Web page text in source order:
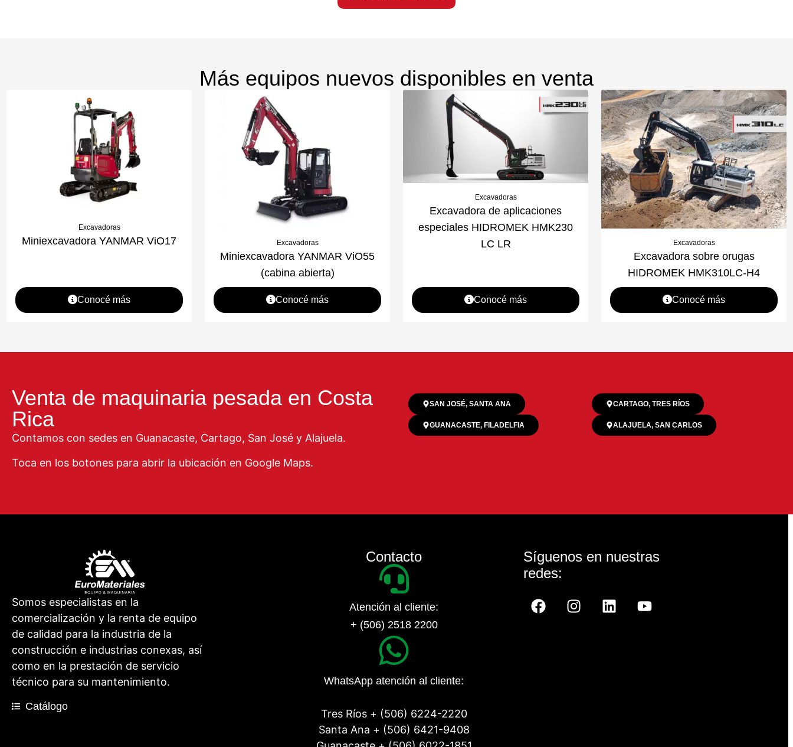
Más equipos nuevos disponibles en venta
Excavadoras
Miniexcavadora YANMAR ViO17
Conocé más
Excavadoras
Miniexcavadora YANMAR ViO55
(cabina abierta)
Conocé más
Excavadoras
Excavadora de aplicaciones
especiales HIDROMEK HMK230
LC LR
Conocé más
Excavadoras
Excavadora sobre orugas
HIDROMEK HMK310LC-H4
Conocé más
Venta de maquinaria pesada en Costa
Rica
Contamos con sedes en Guanacaste, Cartago, San José y Alajuela.
Toca en los botones para abrir la ubicación en Google Maps.
SAN JOSÉ, SANTA ANA CARTAGO, TRES RÍOS
GUANACASTE, FILADELFIA ALAJUELA, SAN CARLOS
Somos especialistas en la
comercialización y la renta de equipo
de calidad para la industria de la
construcción e industrias conexas, así
como en la prestación de servicio
técnico para su mantenimiento.
Catálogo
Contacto
Atención al cliente:
+ (506) 2518 2200
WhatsApp atención al cliente:
Tres Ríos + (506) 6224-2220
Santa Ana + (506) 6421-9408
Síguenos en nuestras
redes: